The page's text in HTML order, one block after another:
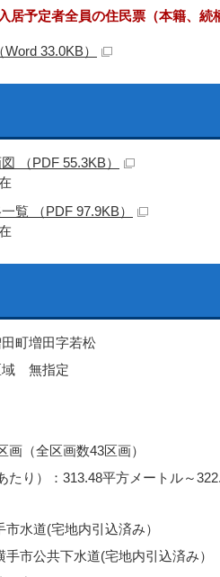
居予定者全員の住民票（本籍、続
33.0KB）
（PDF 55.3KB）
覧 （PDF 97.9KB）
町増田字若松
域 無指定
画（全区画数43区画）
たり）：313.48平方メートル～
市水道(宅地内引込済み）
手市公共下水道(宅地内引込済み）